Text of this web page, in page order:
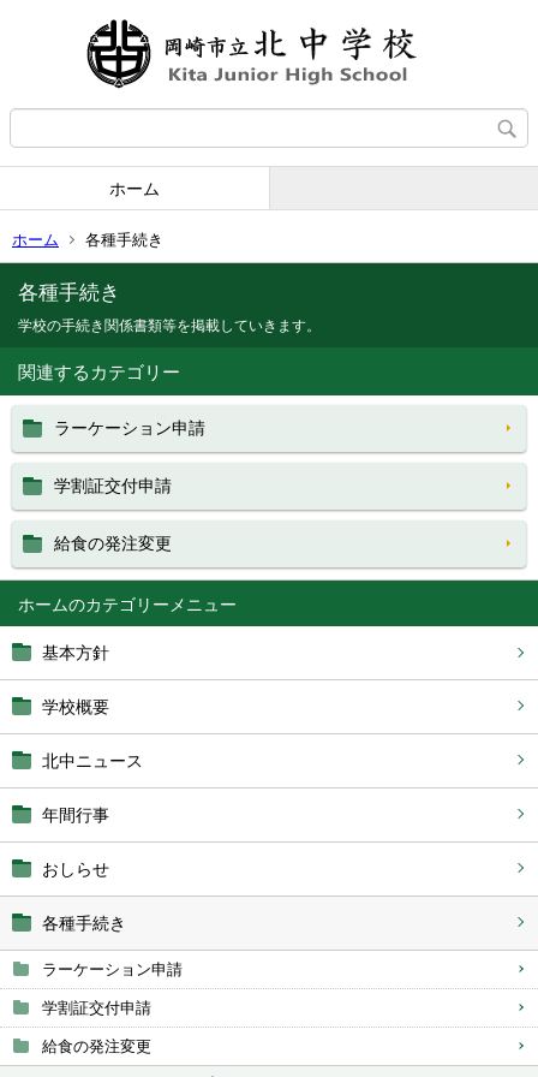
ホーム
ホーム 各種手続き
ホーム
基本方針
学校概要
北中ニュース
年間行事
おしらせ
各種手続き
ラーケーション申請
学割証交付申請
給食の発注変更
各種手続き
学校の手続き関係書類等を掲載していきます。
関連するカテゴリー
ラーケーション申請
学割証交付申請
給食の発注変更